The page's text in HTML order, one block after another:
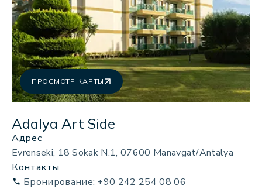
ПРОСМОТР КАРТЫ
Adalya Art Side
Адрес
Evrenseki, 18 Sokak N.1, 07600 Manavgat/Antalya
Контакты
Бронирование: +90 242 254 08 06